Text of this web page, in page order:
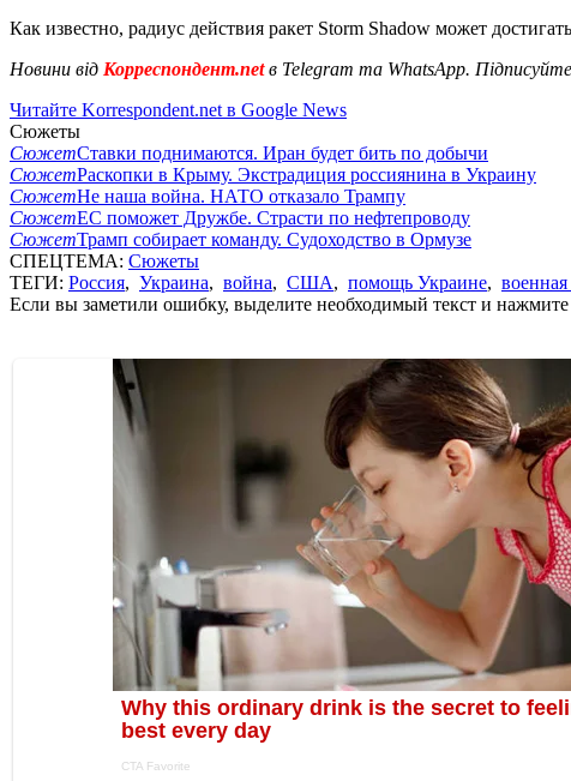
Как известно, радиус действия ракет Storm Shadow может
Новини від Корреспондент.netв Telegram та WhatsApp.
Читайте Korrespondent.net в Google News
Сюжеты
СюжетСтавки поднимаются. Иран будет бить по добычи
СюжетРаскопки в Крыму. Экстрадиция россиянина в Украину
СюжетНе наша война. НАТО отказало Трампу
СюжетЕС поможет Дружбе. Страсти по нефтепроводу
СюжетТрамп собирает команду. Судоходство в Ормузе
СПЕЦТЕМА: Сюжеты
ТЕГИ: Россия, Украина, война, США, помощь Украине,
Если вы заметили ошибку, выделите необходимый текст и